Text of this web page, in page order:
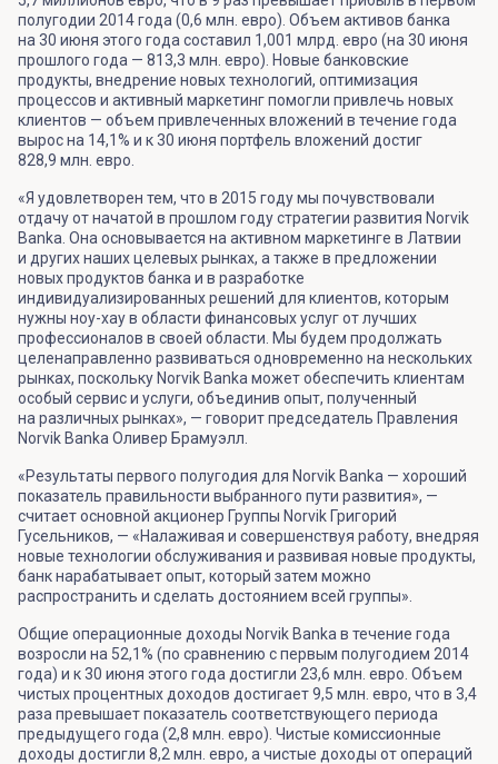
полугодии 2014 года (0,6 млн. евро). Объем активов банка
на 30 июня этого года составил 1,001 млрд. евро (на 30 июня
прошлого года — 813,3 млн. евро). Новые банковские
продукты, внедрение новых технологий, оптимизация
процессов и активный маркетинг помогли привлечь новых
клиентов — объем привлеченных вложений в течение года
вырос на 14,1% и к 30 июня портфель вложений достиг
828,9 млн. евро.
«Я удовлетворен тем, что в 2015 году мы почувствовали
отдачу от начатой в прошлом году стратегии развития Norvik
Banka. Она основывается на активном маркетинге в Латвии
и других наших целевых рынках, а также в предложении
новых продуктов банка и в разработке
индивидуализированных решений для клиентов, которым
нужны ноу-хау в области финансовых услуг от лучших
профессионалов в своей области. Мы будем продолжать
целенаправленно развиваться одновременно на нескольких
рынках, поскольку Norvik Banka может обеспечить клиентам
особый сервис и услуги, объединив опыт, полученный
на различных рынках», — говорит председатель Правления
Norvik Banka Оливер Брамуэлл.
«Результаты первого полугодия для Norvik Banka — хороший
показатель правильности выбранного пути развития», —
считает основной акционер Группы Norvik Григорий
Гусельников, — «Налаживая и совершенствуя работу, внедряя
новые технологии обслуживания и развивая новые продукты,
банк нарабатывает опыт, который затем можно
распространить и сделать достоянием всей группы».
Общие операционные доходы Norvik Banka в течение года
возросли на 52,1% (по сравнению с первым полугодием 2014
года) и к 30 июня этого года достигли 23,6 млн. евро. Объем
чистых процентных доходов достигает 9,5 млн. евро, что в 3,4
раза превышает показатель соответствующего периода
предыдущего года (2,8 млн. евро). Чистые комиссионные
доходы достигли 8,2 млн. евро, а чистые доходы от операций